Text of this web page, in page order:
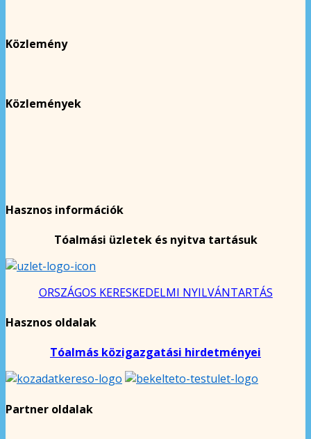
Közlemény
Közlemények
Hasznos információk
Tóalmási üzletek és nyitva tartásuk
ORSZÁGOS KERESKEDELMI NYILVÁNTARTÁS
Hasznos oldalak
Tóalmás közigazgatási hirdetményei
Partner oldalak